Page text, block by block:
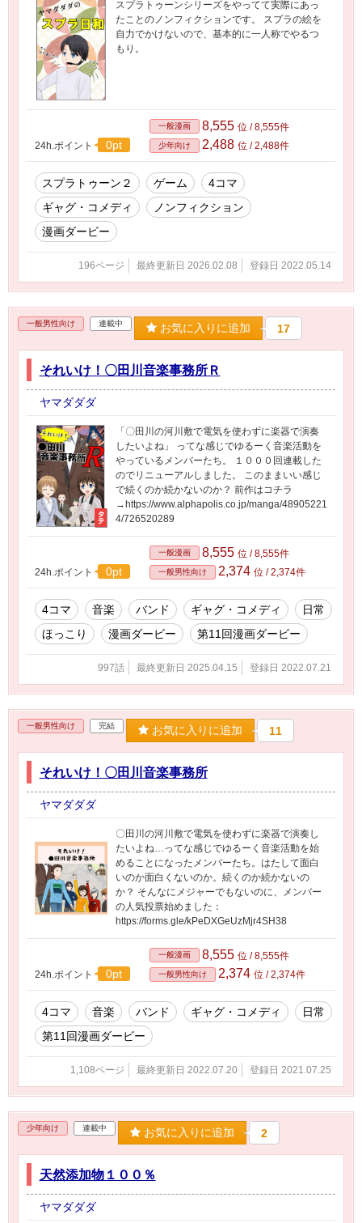
スプラトゥーンシリーズをやってて実際にあっ
たことのノンフィクションです。 スプラの絵を
自力でかけないので、基本的に一人称でやるつ
もり。
24h.ポイント 0pt
一般漫画 8,555 位 / 8,555件
少年向け 2,488 位 / 2,488件
スプラトゥーン２ ゲーム
4コマ
ギャグ・コメディ
ノンフィクション
漫画ダービー
196ページ 最終更新日 2026.02.08 登録日 2022.05.14
一般男性向け 連載中 お気に入りに追加 17
それいけ！〇田川音楽事務所Ｒ
ヤマダダダ
「〇田川の河川敷で電気を使わずに楽器で演奏
したいよね」 ってな感じでゆるーく音楽活動を
やっているメンバーたち。 １０００回連載した
のでリニューアルしました。 このままいい感じ
で続くのか続かないのか？ 前作はコチラ
→https://www.alphapolis.co.jp/manga/48905221
4/726520289
24h.ポイント 0pt
一般漫画 8,555 位 / 8,555件
一般男性向け 2,374 位 / 2,374件
4コマ 音楽 バンド ギャグ・コメディ
日常
ほっこり
漫画ダービー 第11回漫画ダービー
997話 最終更新日 2025.04.15 登録日 2022.07.21
一般男性向け 完結 お気に入りに追加 11
それいけ！〇田川音楽事務所
ヤマダダダ
〇田川の河川敷で電気を使わずに楽器で演奏し
たいよね…ってな感じでゆるーく音楽活動を始
めることになったメンバーたち。はたして面白
いのか面白くないのか。続くのか続かないの
か？ そんなにメジャーでもないのに、メンバー
の人気投票始めました：
https://forms.gle/kPeDXGeUzMjr4SH38
24h.ポイント 0pt
一般漫画 8,555 位 / 8,555件
一般男性向け 2,374 位 / 2,374件
4コマ 音楽 バンド ギャグ・コメディ
日常
第11回漫画ダービー
1,108ページ 最終更新日 2022.07.20 登録日 2021.07.25
少年向け 連載中 お気に入りに追加 2
天然添加物１００％
ヤマダダダ